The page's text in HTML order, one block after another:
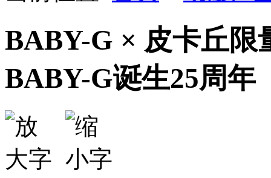
BABY-G × 皮卡丘限
BABY-G诞生25周年